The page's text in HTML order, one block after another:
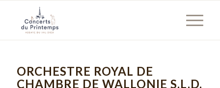
ORCHESTRE ROYAL DE
CHAMBRE DE WALLONIE S.L.D.